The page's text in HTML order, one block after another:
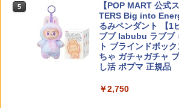
￥3,080
￥15,000
BB弾 5000発 消耗
無料 gg ジーアンド
￥2,980
￥1,152
5
【POP MART 公式
TERS Big into
るみペンダント 【1
ブブ labubu ラブブ
ト ブラインドボッ
ちゃ ガチャガチャ
し活 ポプマ 正規品
￥2,750